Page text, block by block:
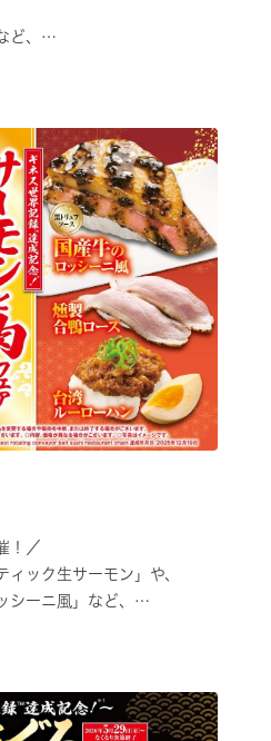
ど、
ニューが勢揃い✨
！／
ィック生サーモン」や、
シーニ風」など、
堪能ください🍣